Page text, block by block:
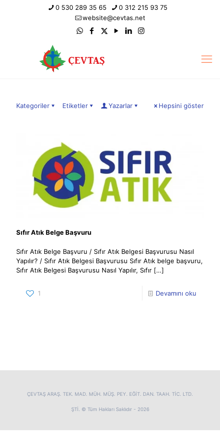
0 530 289 35 65
0 312 215 93 75
website@cevtas.net
Kategoriler Etiketler Yazarlar Hepsini göster
Sıfır Atık Belge Başvuru
Sıfır Atık Belge Başvuru / Sıfır Atık Belgesi Başvurusu Nasıl
Yapılır? / Sıfır Atık Belgesi Başvurusu Sıfır Atık belge başvuru,
Sıfır Atık Belgesi Başvurusu Nasıl Yapılır, Sıfır […]
1 Devamını oku
ÇEVTAŞ ARAŞ. TEK. MAD. MÜH. MÜŞ. PEY. EĞİT. DAN. TAAH. TİC. LTD.
ŞTİ. © Tüm Hakları Saklıdır - 2026